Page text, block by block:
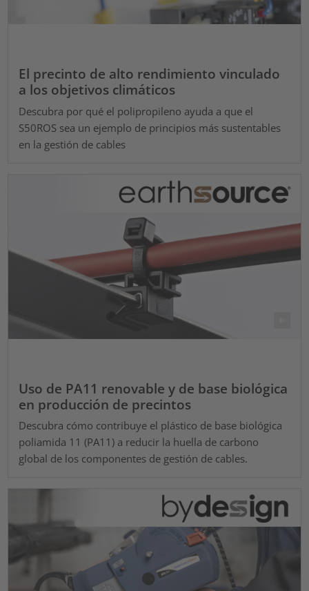
El precinto de alto rendimiento vinculado
a los objetivos climáticos
Descubra por qué el polipropileno ayuda a que el
S50ROS sea un ejemplo de principios más sustentables
en la gestión de cables
Uso de PA11 renovable y de base biológica
en producción de precintos
Descubra cómo contribuye el plástico de base biológica
poliamida 11 (PA11) a reducir la huella de carbono
global de los componentes de gestión de cables.